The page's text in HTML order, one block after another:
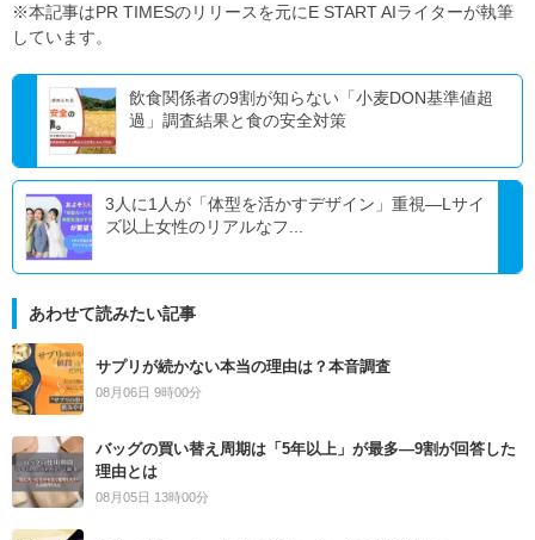
※本記事はPR TIMESのリリースを元にE START AIライターが執筆
しています。
飲食関係者の9割が知らない「小麦DON基準値超
過」調査結果と食の安全対策
3人に1人が「体型を活かすデザイン」重視―Lサイ
ズ以上女性のリアルなフ...
あわせて読みたい記事
サプリが続かない本当の理由は？本音調査
08月06日 9時00分
バッグの買い替え周期は「5年以上」が最多―9割が回答した
理由とは
08月05日 13時00分